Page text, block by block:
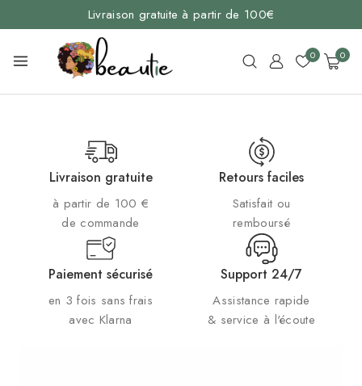
Livraison gratuite à partir de 100€
0 0
Livraison gratuite
à partir de 100 €
de commande
Retours faciles
Satisfait ou
remboursé
Paiement sécurisé
en 3 fois sans frais
avec Klarna
Support 24/7
Assistance rapide
& service à l'écoute